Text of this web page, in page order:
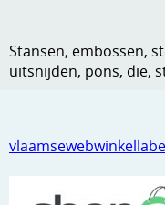
Papier en karton
Ponsen
Snijmaterialen
Speciaal papier
Stansen, embossen,
uitsnijden, pons, die,